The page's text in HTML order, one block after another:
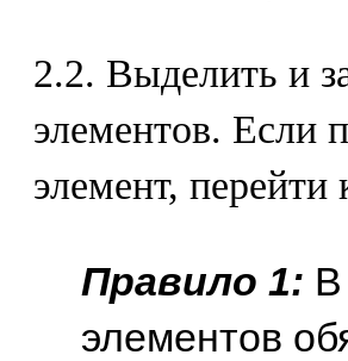
2.2. Выделить и
элементов. Если
элемент, перейти
Правило 1:
элементов